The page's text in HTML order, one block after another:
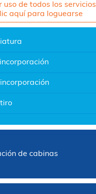
uso de todos los servicios
aquí para loguearse
de cabinas